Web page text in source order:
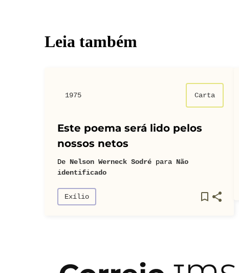
Leia também
1975 Carta
Este poema será lido pelos
nossos netos
De Nelson Werneck Sodré para Não
identificado
Exílio